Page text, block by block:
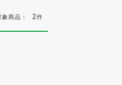
象商品： 2件